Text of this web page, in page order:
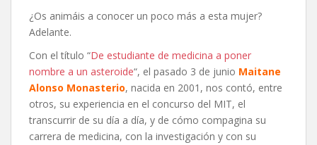
¿Os animáis a conocer un poco más a esta mujer?
Adelante.
Con el título “De estudiante de medicina a poner
nombre a un asteroide“, el pasado 3 de junio Maitane
Alonso Monasterio, nacida en 2001, nos contó, entre
otros, su experiencia en el concurso del MIT, el
transcurrir de su día a día, y de cómo compagina su
carrera de medicina, con la investigación y con su